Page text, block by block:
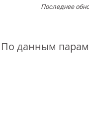
Последнее
По данным